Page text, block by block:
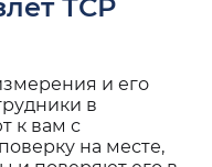
ТСР
и его
в
к вам с
на месте,